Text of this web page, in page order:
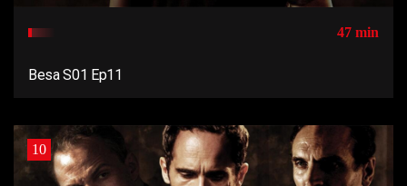
47 min
Besa S01 Ep11
10